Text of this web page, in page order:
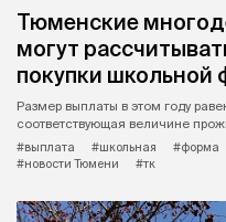
Тюменские
могут
покупки школьной
Размер выплаты в этом году
соответствующая величине
#выплата
#школьная #форма
#новости Тюмени
#тк